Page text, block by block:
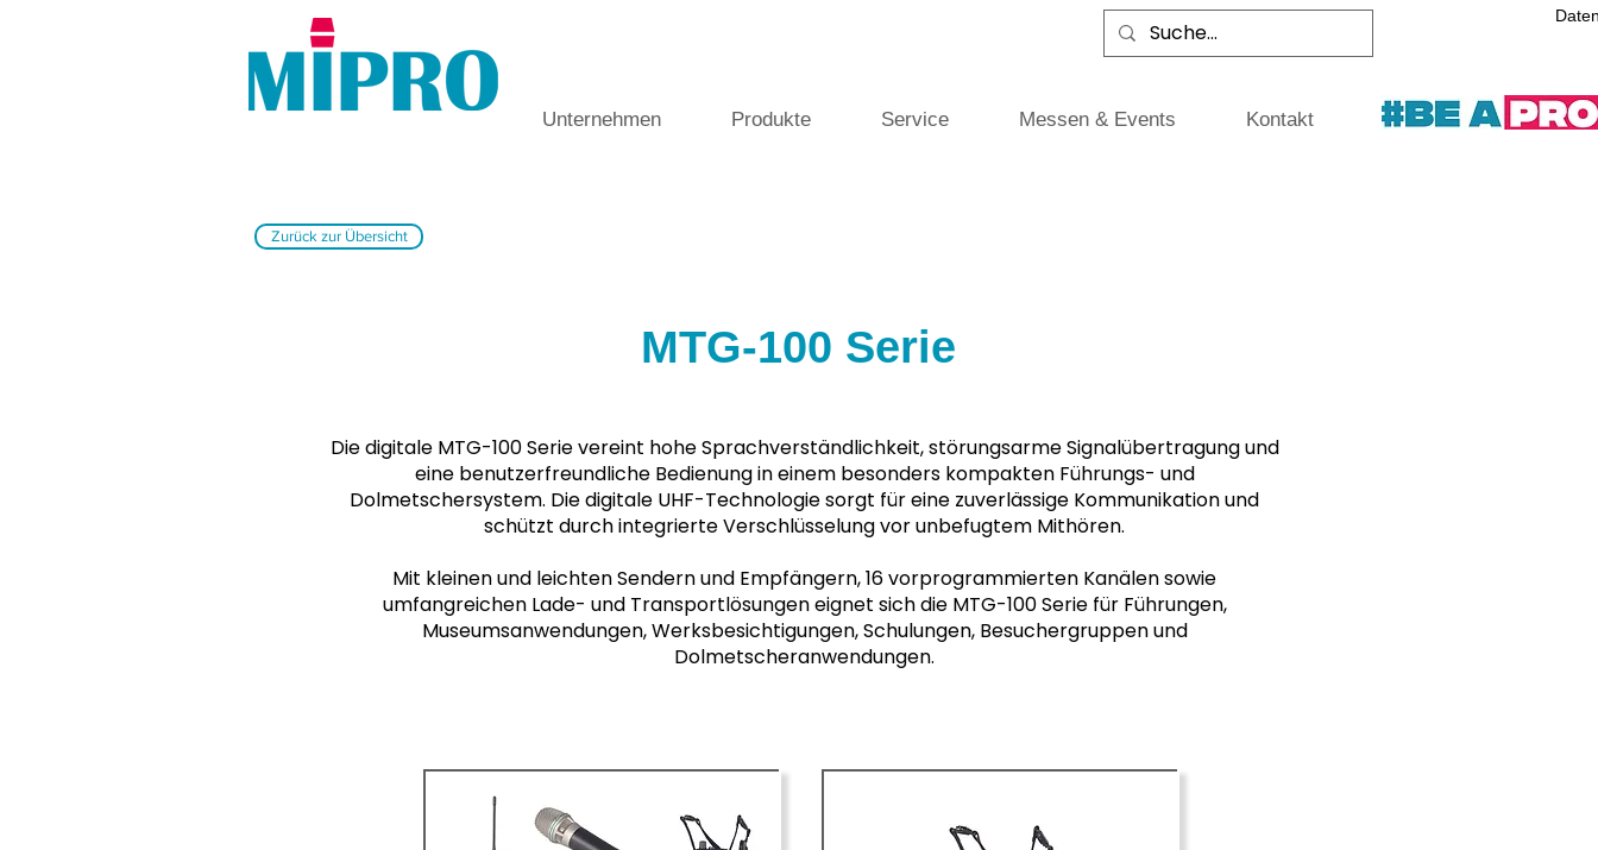
Unternehmen Produkte Service Messen & Events Kontakt
Zurück zur Übersicht
MTG-100 Serie
Die digitale MTG-100 Serie vereint hohe Sprachverständlichkeit, störungsarme Signalübertragung und
eine benutzerfreundliche Bedienung in einem besonders kompakten Führungs- und
Dolmetschersystem. Die digitale UHF-Technologie sorgt für eine zuverlässige Kommunikation und
schützt durch integrierte Verschlüsselung vor unbefugtem Mithören.
Mit kleinen und leichten Sendern und Empfängern, 16 vorprogrammierten Kanälen sowie
umfangreichen Lade- und Transportlösungen eignet sich die MTG-100 Serie für Führungen,
Museumsanwendungen, Werksbesichtigungen, Schulungen, Besuchergruppen und
Dolmetscheranwendungen.